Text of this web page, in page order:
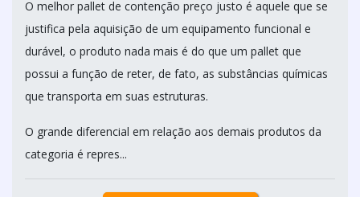
O melhor pallet de contenção preço justo é aquele que se
justifica pela aquisição de um equipamento funcional e
durável, o produto nada mais é do que um pallet que
possui a função de reter, de fato, as substâncias químicas
que transporta em suas estruturas.
O grande diferencial em relação aos demais produtos da
categoria é repres...